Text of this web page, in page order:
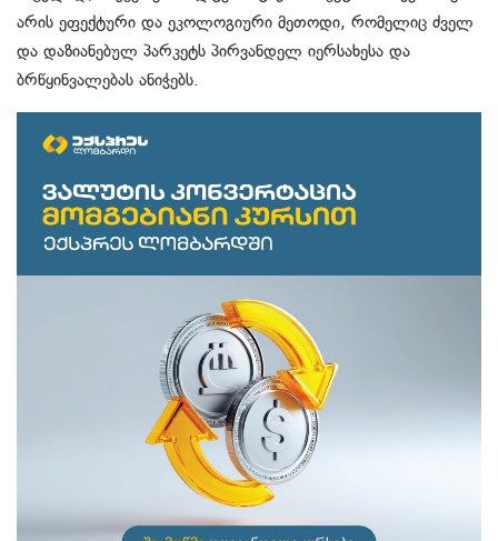
არის ეფექტური და ეკოლოგიური მეთოდი, რომელიც ძველ
და დაზიანებულ პარკეტს პირვანდელ იერსახესა და
ბრწყინვალებას ანიჭებს.